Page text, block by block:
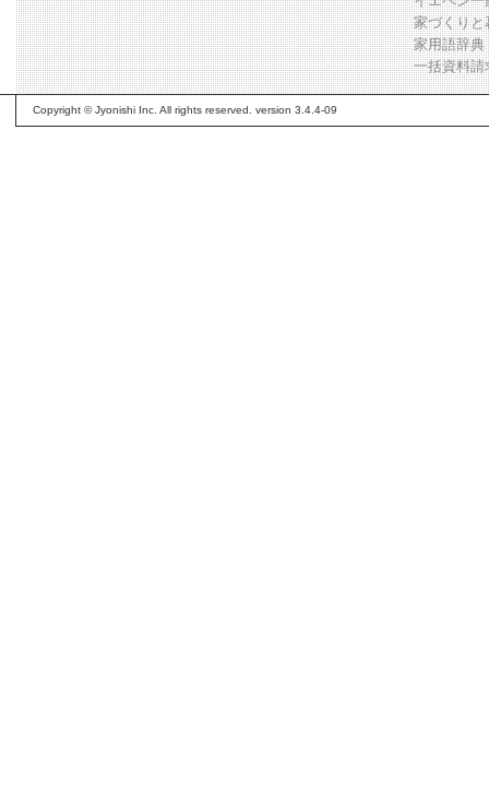
家づくりと
家用語辞典
一括資料請
Copyright © Jyonishi Inc. All rights reserved. version 3.4.4-09